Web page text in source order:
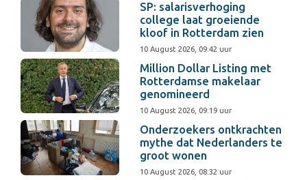
SP: salarisverhoging
college laat groeiende
kloof in Rotterdam zien
10 August 2026, 09:42 uur
Million Dollar Listing met
Rotterdamse makelaar
genomineerd
10 August 2026, 09:19 uur
Onderzoekers ontkrachten
mythe dat Nederlanders te
groot wonen
10 August 2026, 08:32 uur